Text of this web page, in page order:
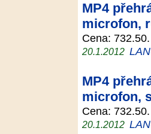
MP4
microfon,
Cena: 732.50.
20.1.2012
MP4
microfon,
Cena: 732.50.
20.1.2012